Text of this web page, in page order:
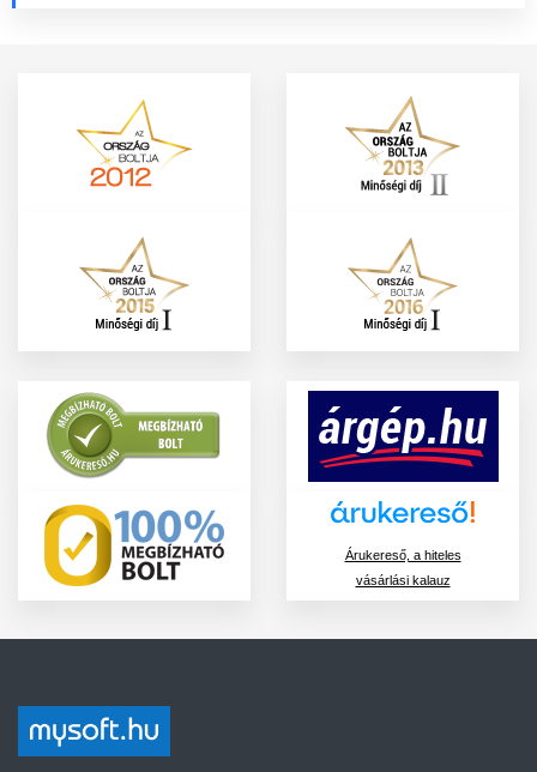
Árukereső, a hiteles
vásárlási kalauz